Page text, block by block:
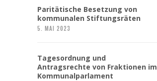
Paritätische Besetzung von
kommunalen Stiftungsräten
5. MAI 2023
Tagesordnung und
Antragsrechte von Fraktionen im
Kommunalparlament